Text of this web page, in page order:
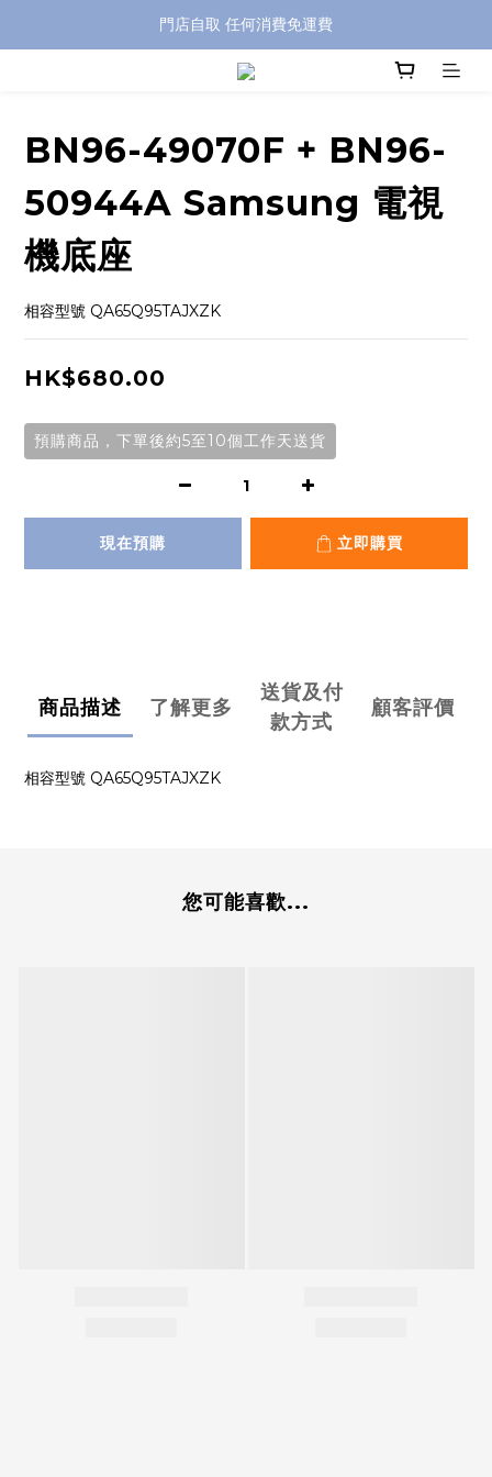
特別優惠: 訂單滿 HKD$499 免運費
門店自取 任何消費免運費
特別優惠: 訂單滿 HKD$499 免運費
BN96-49070F + BN96-
50944A Samsung 電視
機底座
相容型號 QA65Q95TAJXZK
HK$680.00
預購商品，下單後約5至10個工作天送貨
現在預購 立即購買
商品描述 了解更多
送貨及付
款方式
顧客評價
相容型號 QA65Q95TAJXZK
您可能喜歡...